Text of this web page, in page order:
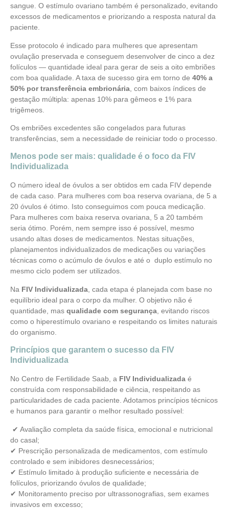
sangue. O estímulo ovariano também é personalizado, evitando
excessos de medicamentos e priorizando a resposta natural da
paciente.
Esse protocolo é indicado para mulheres que apresentam
ovulação preservada e conseguem desenvolver de cinco a dez
folículos — quantidade ideal para gerar de seis a oito embriões
com boa qualidade. A taxa de sucesso gira em torno de 40% a
50% por transferência embrionária , com baixos índices de
gestação múltipla: apenas 10% para gêmeos e 1% para
trigêmeos.
Os embriões excedentes são congelados para futuras
transferências, sem a necessidade de reiniciar todo o processo.
Menos pode ser mais: qualidade é o foco da FIV
Individualizada
O número ideal de óvulos a ser obtidos em cada FIV depende
de cada caso. Para mulheres com boa reserva ovariana, de 5 a
20 óvulos é ótimo. Isto conseguimos com pouca medicação.
Para mulheres com baixa reserva ovariana, 5 a 20 também
seria ótimo. Porém, nem sempre isso é possível, mesmo
usando altas doses de medicamentos. Nestas situações,
planejamentos individualizados de medicações ou variações
técnicas como o acúmulo de óvulos e até o duplo estímulo no
mesmo ciclo podem ser utilizados.
Na FIV Individualizada , cada etapa é planejada com base no
equilíbrio ideal para o corpo da mulher. O objetivo não é
quantidade, mas qualidade com segurança , evitando riscos
como o hiperestímulo ovariano e respeitando os limites naturais
do organismo.
Princípios que garantem o sucesso da FIV
Individualizada
No Centro de Fertilidade Saab, a FIV Individualizada é
construída com responsabilidade e ciência, respeitando as
particularidades de cada paciente. Adotamos princípios técnicos
e humanos para garantir o melhor resultado possível:
✔ Avaliação completa da saúde física, emocional e nutricional
do casal;
✔ Prescrição personalizada de medicamentos, com estímulo
controlado e sem inibidores desnecessários;
✔ Estímulo limitado à produção suficiente e necessária de
folículos, priorizando óvulos de qualidade;
✔ Monitoramento preciso por ultrassonografias, sem exames
invasivos em excesso;